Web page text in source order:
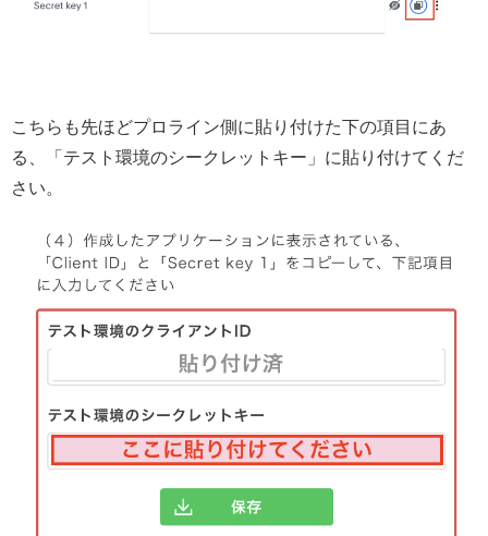
こちらも先ほどプロライン側に貼り付けた下の項目にあ
る、「テスト環境のシークレットキー」に貼り付けてくだ
さい。